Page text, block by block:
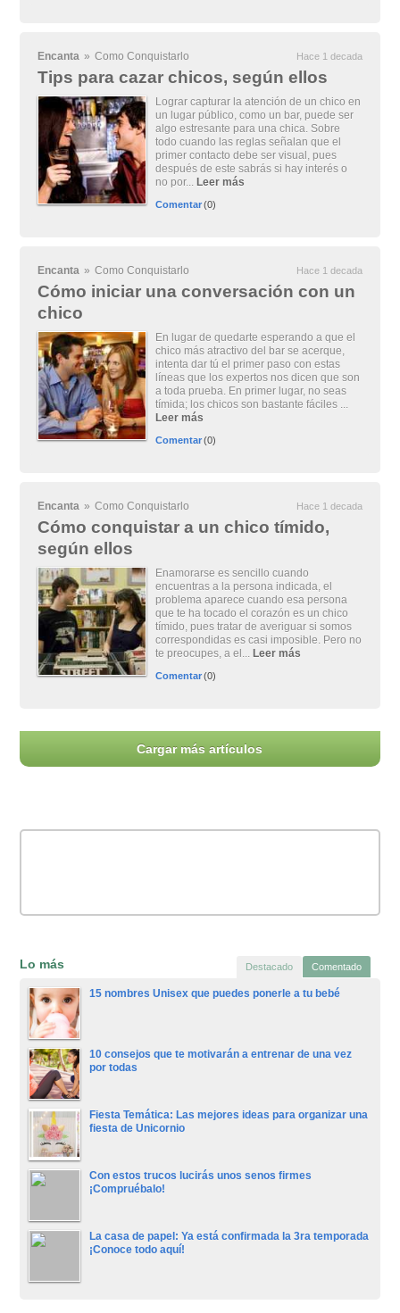
Encanta » Como Conquistarlo Hace 1 decada
Tips para cazar chicos, según ellos
Lograr capturar la atención de un chico en
un lugar público, como un bar, puede ser
algo estresante para una chica. Sobre
todo cuando las reglas señalan que el
primer contacto debe ser visual, pues
después de este sabrás si hay interés o
no por... Leer más
Comentar(0)
Encanta » Como Conquistarlo Hace 1 decada
Cómo iniciar una conversación con un
chico
En lugar de quedarte esperando a que el
chico más atractivo del bar se acerque,
intenta dar tú el primer paso con estas
líneas que los expertos nos dicen que son
a toda prueba. En primer lugar, no seas
tímida; los chicos son bastante fáciles ...
Leer más
Comentar(0)
Encanta » Como Conquistarlo Hace 1 decada
Cómo conquistar a un chico tímido,
según ellos
Enamorarse es sencillo cuando
encuentras a la persona indicada, el
problema aparece cuando esa persona
que te ha tocado el corazón es un chico
tímido, pues tratar de averiguar si somos
correspondidas es casi imposible. Pero no
te preocupes, a el... Leer más
Comentar(0)
Cargar más artículos
Lo más Destacado Comentado
15 nombres Unisex que puedes ponerle a tu bebé
10 consejos que te motivarán a entrenar de una vez
por todas
Fiesta Temática: Las mejores ideas para organizar una
fiesta de Unicornio
Con estos trucos lucirás unos senos firmes
¡Compruébalo!
La casa de papel: Ya está confirmada la 3ra temporada
¡Conoce todo aquí!